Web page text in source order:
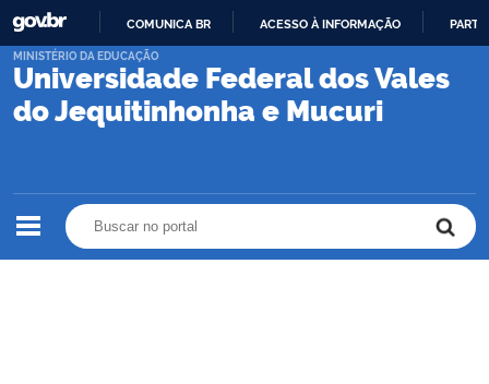
PARA
CONTEÚDO
COMUNICA BR ACESSO À INFORMAÇÃO
Universidade Federal dos Vales
do Jequitinhonha e Mucuri
MINISTÉRIO DA EDUCAÇÃO